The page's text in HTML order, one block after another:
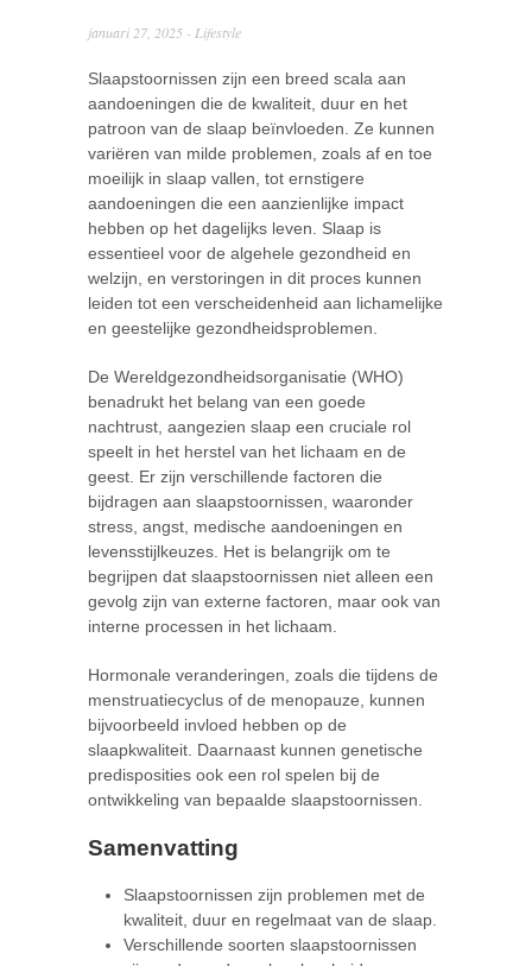
januari 27, 2025 - Lifestyle
Slaapstoornissen zijn een breed scala aan
aandoeningen die de kwaliteit, duur en het
patroon van de slaap beïnvloeden. Ze kunnen
variëren van milde problemen, zoals af en toe
moeilijk in slaap vallen, tot ernstigere
aandoeningen die een aanzienlijke impact
hebben op het dagelijks leven. Slaap is
essentieel voor de algehele gezondheid en
welzijn, en verstoringen in dit proces kunnen
leiden tot een verscheidenheid aan lichamelijke
en geestelijke gezondheidsproblemen.
De Wereldgezondheidsorganisatie (WHO)
benadrukt het belang van een goede
nachtrust, aangezien slaap een cruciale rol
speelt in het herstel van het lichaam en de
geest. Er zijn verschillende factoren die
bijdragen aan slaapstoornissen, waaronder
stress, angst, medische aandoeningen en
levensstijlkeuzes. Het is belangrijk om te
begrijpen dat slaapstoornissen niet alleen een
gevolg zijn van externe factoren, maar ook van
interne processen in het lichaam.
Hormonale veranderingen, zoals die tijdens de
menstruatiecyclus of de menopauze, kunnen
bijvoorbeeld invloed hebben op de
slaapkwaliteit. Daarnaast kunnen genetische
predisposities ook een rol spelen bij de
ontwikkeling van bepaalde slaapstoornissen.
Samenvatting
Slaapstoornissen zijn problemen met de
kwaliteit, duur en regelmaat van de slaap.
Verschillende soorten slaapstoornissen